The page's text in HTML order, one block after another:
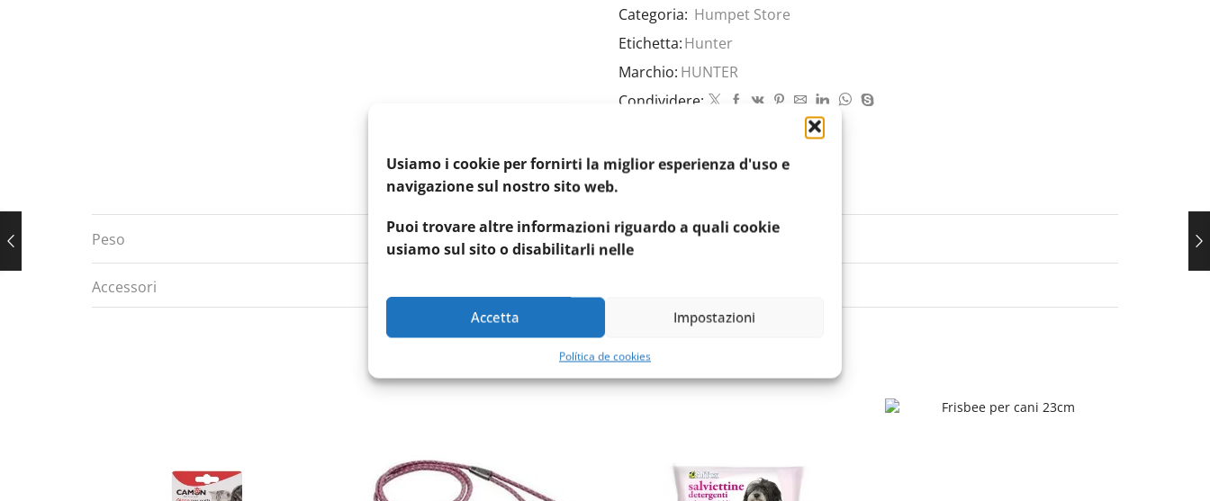
Usiamo i cookie per fornirti la miglior esperienza d'uso e
navigazione sul nostro sito web.
Puoi trovare altre informazioni riguardo a quali cookie
usiamo sul sito o disabilitarli nelle
Accetta Impostazioni
Política de cookies
Categoria: Humpet Store
Etichetta:Hunter
Marchio: HUNTER
Condividere:
INFORMAZIONI AGGIUNTIVE
Peso 0,21 kg
Accessori
Prodotti Correlati